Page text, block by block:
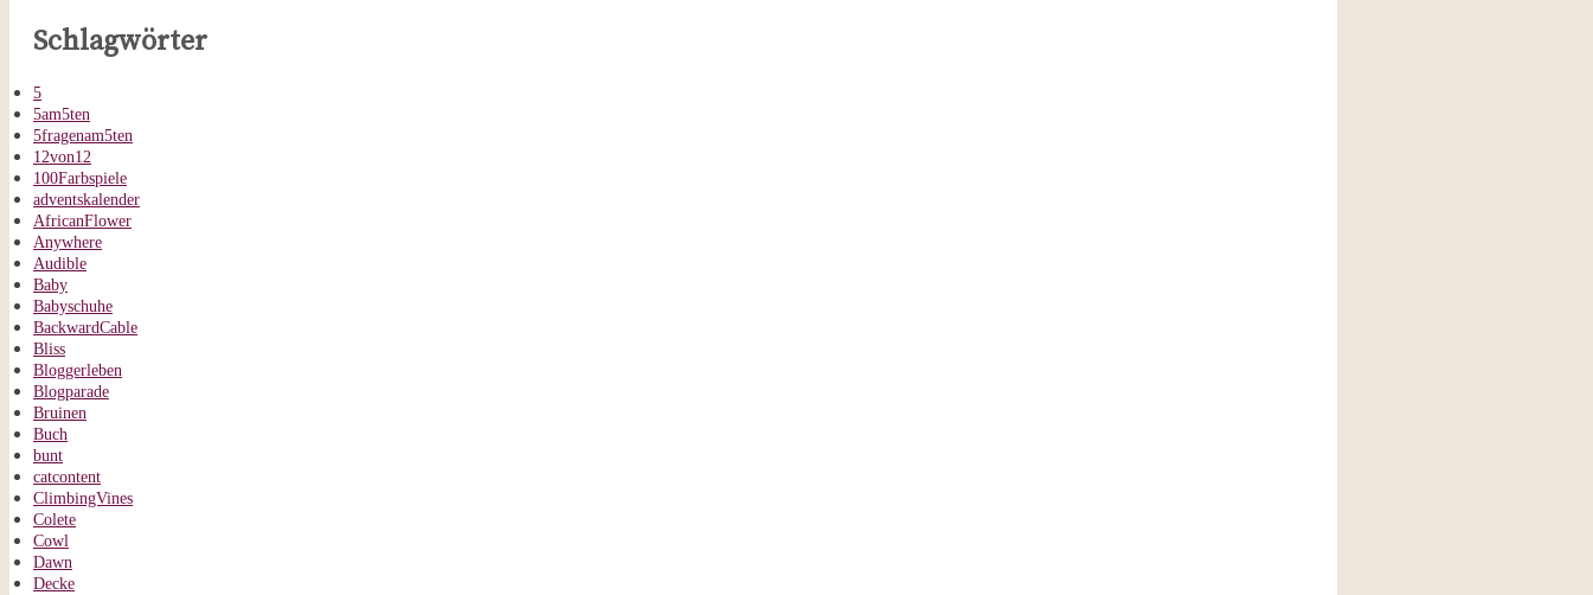
Schlagwörter
5
5am5ten
5fragenam5ten
12von12
100Farbspiele
adventskalender
AfricanFlower
Anywhere
Audible
Baby
Babyschuhe
BackwardCable
Bliss
Bloggerleben
Blogparade
Bruinen
Buch
bunt
catcontent
ClimbingVines
Colete
Cowl
Dawn
Decke